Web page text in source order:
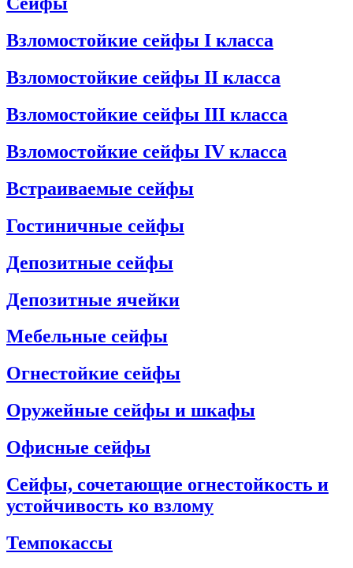
Взломостойкие сейфы I класса
Взломостойкие сейфы II класса
Взломостойкие сейфы III класса
Взломостойкие сейфы IV класса
Встраиваемые сейфы
Гостиничные сейфы
Депозитные сейфы
Депозитные ячейки
Мебельные сейфы
Огнестойкие сейфы
Оружейные сейфы и шкафы
Офисные сейфы
Сейфы, сочетающие огнестойкость и
устойчивость ко взлому
Темпокассы